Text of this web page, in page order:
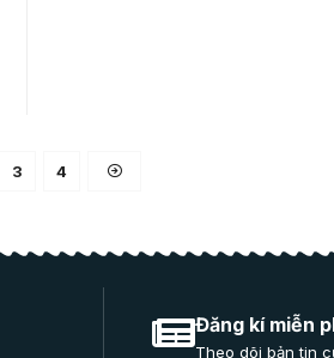
3 4
Đăng kí miễn
Theo dõi bản tin